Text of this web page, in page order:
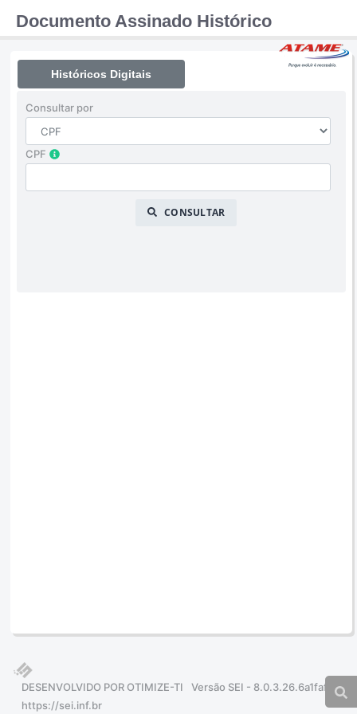
Documento Assinado Histórico
Históricos Digitais
Consultar por
CPF
CONSULTAR
DESENVOLVIDO POR OTIMIZE-TI
Versão SEI - 8.0.3.26.6a1faf6b
https://sei.inf.br